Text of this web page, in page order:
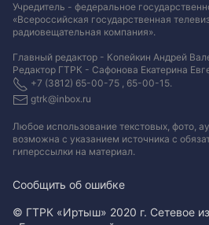
Учредитель - федеральное
«Всероссийская государственная
радиовещательная компания».
Главный редактор - Копейкин Андрей
Редактор ГТРК - Сафонова Екатерина
+7 (3812) 65-00-75 , 65-00-15.
gtrk@inbox.ru
Любое использование текстовых, фото,
возможна с указанием источника с
гиперссылки на материал.
Сообщить об ошибке
© ГТРК «Иртыш» 2020 г. Сетевое